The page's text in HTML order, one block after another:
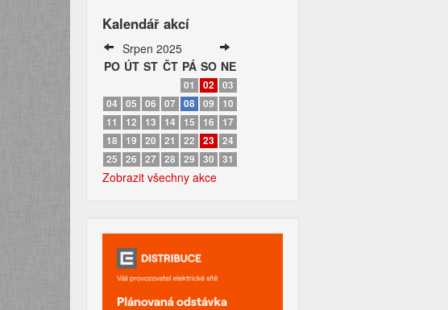
Kalendář akcí
Srpen 2025
PO ÚT ST ČT PÁ SO NE
01 02
03
04
05 06 07 08 09
10
11
12 13 14 15 16
17
18
19 20 21 22 23
24
25
26 27 28 29 30 31
Zobrazit všechny akce